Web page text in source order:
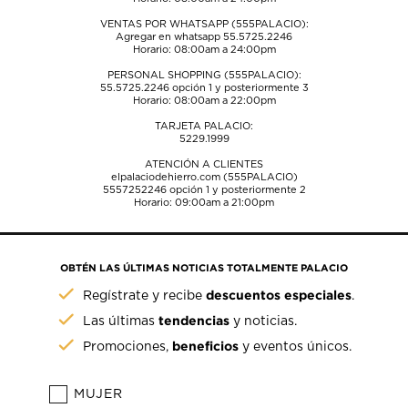
VENTAS POR WHATSAPP (555PALACIO):
Agregar en whatsapp 55.5725.2246
Horario: 08:00am a 24:00pm
PERSONAL SHOPPING (555PALACIO):
55.5725.2246opción 1 y posteriormente 3
Horario: 08:00am a 22:00pm
TARJETA PALACIO:
5229.1999
ATENCIÓN A CLIENTES
elpalaciodehierro.com (555PALACIO)
5557252246opción 1 y posteriormente 2
Horario: 09:00am a 21:00pm
OBTÉN LAS ÚLTIMAS NOTICIAS TOTALMENTE PALACIO
Regístrate y recibedescuentos especiales.
Las últimastendencias y noticias.
Promociones, beneficios y eventos únicos.
MUJER